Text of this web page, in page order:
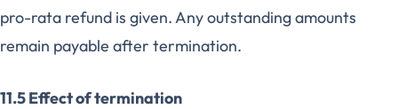
pro-rata refund is given. Any outstanding amounts
remain payable after termination.
11.5 Effect of termination